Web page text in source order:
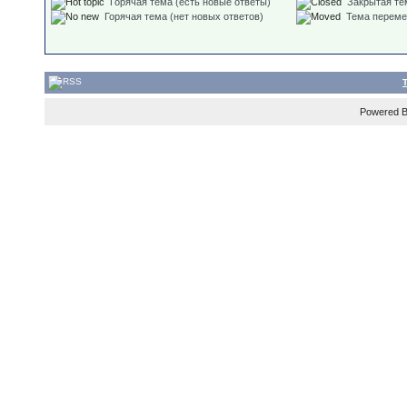
Горячая тема (нет новых ответов)
Тема
Powered